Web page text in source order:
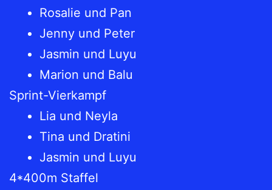
Rosalie und Pan
Jenny und Peter
Jasmin und Luyu
Marion und Balu
Sprint-Vierkampf
Lia und Neyla
Tina und Dratini
Jasmin und Luyu
4*400m Staffel